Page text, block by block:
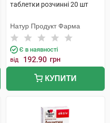
таблетки розчинні 20 шт
Натур Продукт Фарма
Є в наявності
від 192.90 грн
КУПИТИ